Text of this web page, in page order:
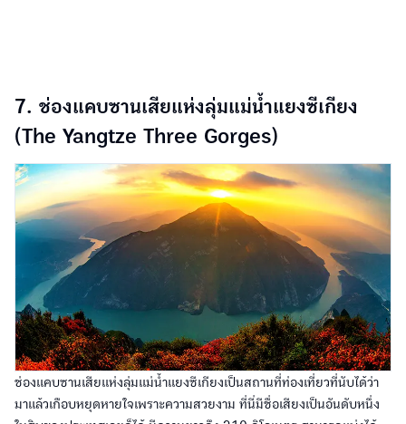
7. ช่องแคบซานเสียแห่งลุ่มแม่น้ำแยงซีเกียง
(The Yangtze Three Gorges)
ช่องแคบซานเสียแห่งลุ่มแม่น้ำแยงซีเกียงเป็นสถานที่ท่องเที่ยวที่นับได้ว่า
มาแล้วเกือบหยุดหายใจเพราะความสวยงาม ที่นี่มีชื่อเสียงเป็นอันดับหนึ่ง